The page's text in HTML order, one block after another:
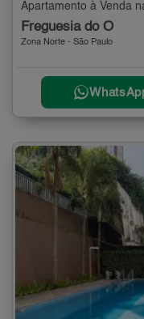
Apartamento à Venda
Freguesia do Ó
Zona Norte - São Paulo